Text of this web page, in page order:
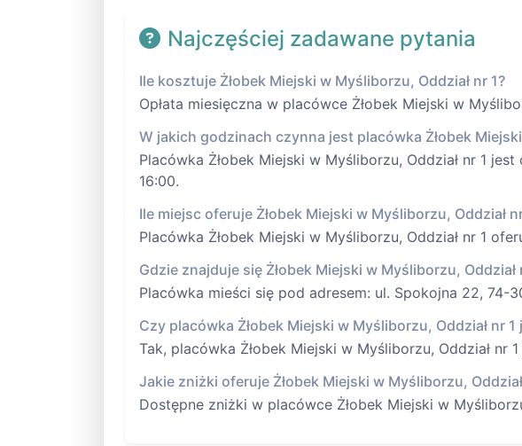
Najczęściej zadawane pytania
Ile kosztuje Żłobek Miejski w Myśliborzu, Oddział nr 1?
Opłata miesięczna w placówce Żłobek Miejski w
W jakich godzinach czynna jest placówka Żłobek
Placówka Żłobek Miejski w Myśliborzu, Oddział nr 1
16:00.
Ile miejsc oferuje Żłobek Miejski w Myśliborzu, Oddział
Placówka Żłobek Miejski w Myśliborzu, Oddział nr 1
Gdzie znajduje się Żłobek Miejski w Myśliborzu, Oddział
Placówka mieści się pod adresem: ul. Spokojna 22, 74-
Czy placówka Żłobek Miejski w Myśliborzu, Oddział nr
Tak, placówka Żłobek Miejski w Myśliborzu, Oddział
Jakie zniżki oferuje Żłobek Miejski w Myśliborzu,
Dostępne zniżki w placówce Żłobek Miejski w